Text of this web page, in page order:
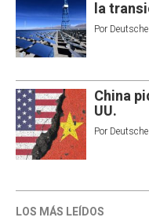
la
Por
China
UU.
Por
LOS MÁS LEÍDOS